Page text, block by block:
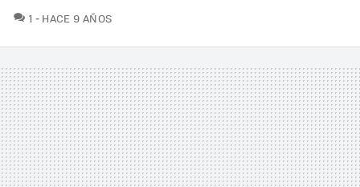
1 COMENTARIOS
HACE 9 AÑOS